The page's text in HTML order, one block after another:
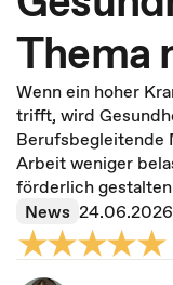
Thema
Wenn ein hoher
trifft, wird
Berufsbegleitende
Arbeit weniger
förderlich
News